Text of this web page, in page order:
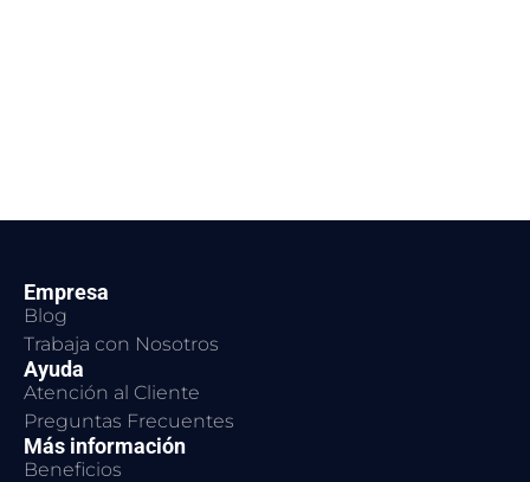
Empresa
Blog
Trabaja con Nosotros
Ayuda
Atención al Cliente
Preguntas Frecuentes
Más información
Beneficios